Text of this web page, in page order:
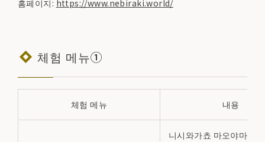
홈페이지: https://www.nebiraki.world/
체험 메뉴①
체험 메뉴 내용
니시와가쵸 마오야마지